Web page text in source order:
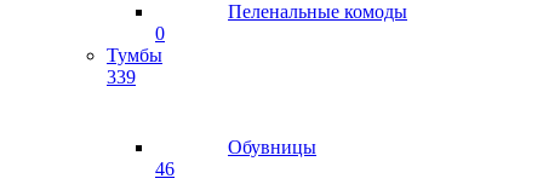
Пеленальные комоды
0
Тумбы
339
Обувницы
46